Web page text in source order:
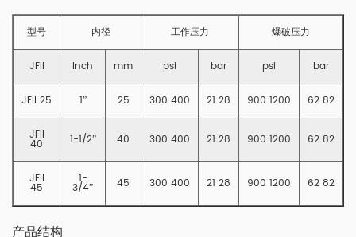
型号 内径 工作压力 爆破压力
JFII Inch mm psi bar psi bar
JFII 25 1” 25 300 400 21 28 900 1200 62 82
JFII
40 1-1/2” 40 300 400 21 28 900 1200 62 82
JFII
45
1-
3/4” 45 300 400 21 28 900 1200 62 82
产品结构